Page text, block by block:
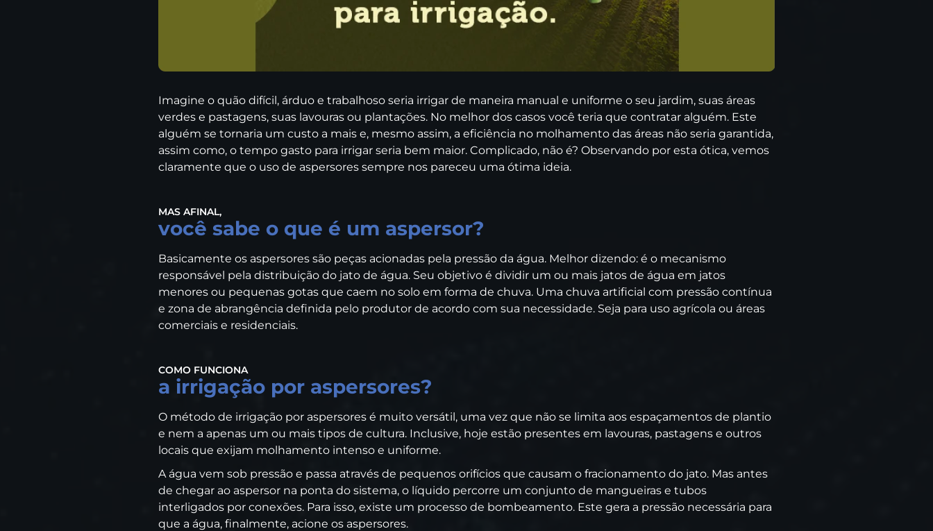
Imagine o quão difícil, árduo e trabalhoso seria irrigar de maneira manual e uniforme o seu jardim, suas áreas
verdes e pastagens, suas lavouras ou plantações. No melhor dos casos você teria que contratar alguém. Este
alguém se tornaria um custo a mais e, mesmo assim, a eficiência no molhamento das áreas não seria garantida,
assim como, o tempo gasto para irrigar seria bem maior. Complicado, não é? Observando por esta ótica, vemos
claramente que o uso de aspersores sempre nos pareceu uma ótima ideia.
MAS AFINAL,
você sabe o que é um aspersor?
Basicamente os aspersores são peças acionadas pela pressão da água. Melhor dizendo: é o mecanismo
responsável pela distribuição do jato de água. Seu objetivo é dividir um ou mais jatos de água em jatos
menores ou pequenas gotas que caem no solo em forma de chuva. Uma chuva artificial com pressão contínua
e zona de abrangência definida pelo produtor de acordo com sua necessidade. Seja para uso agrícola ou áreas
comerciais e residenciais.
COMO FUNCIONA
a irrigação por aspersores?
O método de irrigação por aspersores é muito versátil, uma vez que não se limita aos espaçamentos de plantio
e nem a apenas um ou mais tipos de cultura. Inclusive, hoje estão presentes em lavouras, pastagens e outros
locais que exijam molhamento intenso e uniforme.
A água vem sob pressão e passa através de pequenos orifícios que causam o fracionamento do jato. Mas antes
de chegar ao aspersor na ponta do sistema, o líquido percorre um conjunto de mangueiras e tubos
interligados por conexões. Para isso, existe um processo de bombeamento. Este gera a pressão necessária para
que a água, finalmente, acione os aspersores.